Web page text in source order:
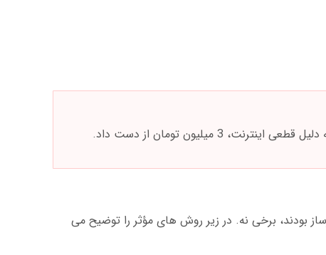
میلیون تومان از دست داد.
بودند، برخی نه. در زیر روش های مؤثر را توضیح می